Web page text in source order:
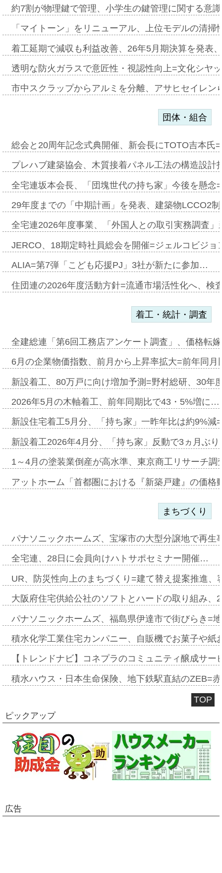
約7割が物理鍵で管理、小学生の鍵管理に関する意
「マイトーン」をリニューアル、上位モデルの清
着工延期で減収も利益改善、26年5月期決算を発表
透明な防火ガラスで意匠性・視認性向上=文化シヤ
市中スクラップからアルミを分離、アサヒセイレ
団体・組合
総会と20周年記念式典開催、新会長にTOTO吉本氏
プレハブ建築協会、木質接着パネル工法の構造設
全宅連坂本会長、「団塊世代の持ち家」今後を懸
29年度までの「中期計画」を発表、建築物LCCO2
全宅連2026年度事業、「外国人との取引実務調査
JERCO、18期定時社員総会を開催=ジェルコビジ
ALIA=第7弾「こども応援PJ」3社が新たに参加…
住団連の2026年度活動方針=流通市場活性化へ、検
着工・統計・調査
全建総連「第6回工務店アンケート調査」、価格転
6月の企業物価指数、前月から上昇率拡大=前年同
新設着工、80万戸に向け増加予測=野村総研、30年
2026年5月の木軸着工、前年同期比で43・5%増に…
新設住宅着工5月分、「持ち家」一昨年比は約9%
新設着工2026年4月分、「持ち家」反動で3ヵ月ぶ
1～4月の塗装業倒産が高水準、東京商工リサーチ
アットホーム「首都圏における『新築戸建』の価
まちづくり
パナソニックホームズ、宝塚市の大型分譲地で再
全宅連、28日に会員向けハトサポセミナー開催…
UR、防災性向上のまちづくり=建て替え提案推進
大阪府住宅供給公社のソフトとハードの取り組み
パナソニックホームズ、福島県伊達市で街びらき=
積水化学工業住宅カンパニー、自販機でお菓子や
【トレンドナビ】コネプラのコミュニティ醸成サ
積水ハウス・日本生命保険、地下鉄駅直結のZEB=
TOP
ピックアップ
広告